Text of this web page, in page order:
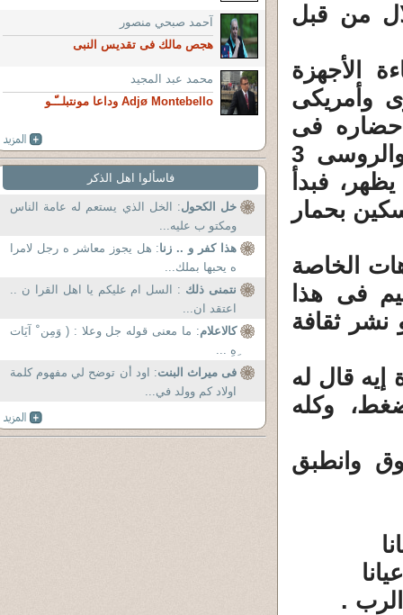
من قبل
الأجهزة
وأمريكى
فى
أسرع وقت، الأمن الأمريكى احتاج 3 دقائق والروسى 3
فبدأ
بحمار
الخاصة
فى هذا
نشر ثقافة
إيه قال له
وكله
وانطبق
.
آحمد صبحي منصور
هجص مالك فى تقديس النبى
محمد عبد المجيد
Adjø Montebello وداعا مونتبلــّـو
فاسألوا اهل الذكر
خل الكحول: الخل الذي يستعم له عامة الناس
ومكتو ب عليه...
هذا كفر و .. زنا: هل يجوز معاشر ه رجل لامرا
ه يحبها بملك...
نتمنى ذلك : السل ام عليكم يا اهل القرا ن ..
اعتقد ان...
كالاعلام: ما معنى قوله جل وعلا : ( وَمِن ْ آيَات
ِهِ ...
فى ميراث البنت: اود أن توضح لي مفهوم كلمة
اولاد كم وولد في...